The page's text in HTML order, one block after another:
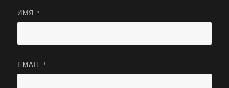
ИМЯ *
EMAIL *